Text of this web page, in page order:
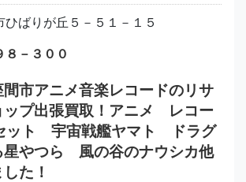
ばりが丘５－５１－１５
８－３００
市アニメ音楽レコードのリサ
ップ出張買取！アニメ レコー
ット 宇宙戦艦ヤマト ドラグ
やつら 風の谷のナウシカ他
た！